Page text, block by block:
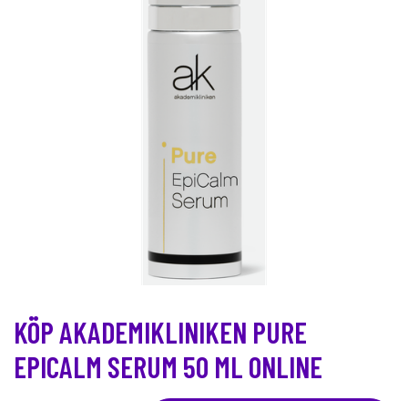
KÖP AKADEMIKLINIKEN PURE
EPICALM SERUM 50 ML ONLINE